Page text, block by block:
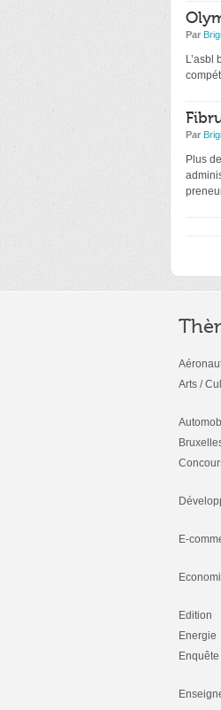
Par
Par
Plus
Arts /
E-
Edition
Energie